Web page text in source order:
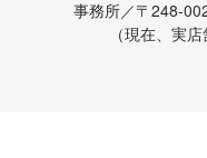
事務所／〒248-
（現在、実